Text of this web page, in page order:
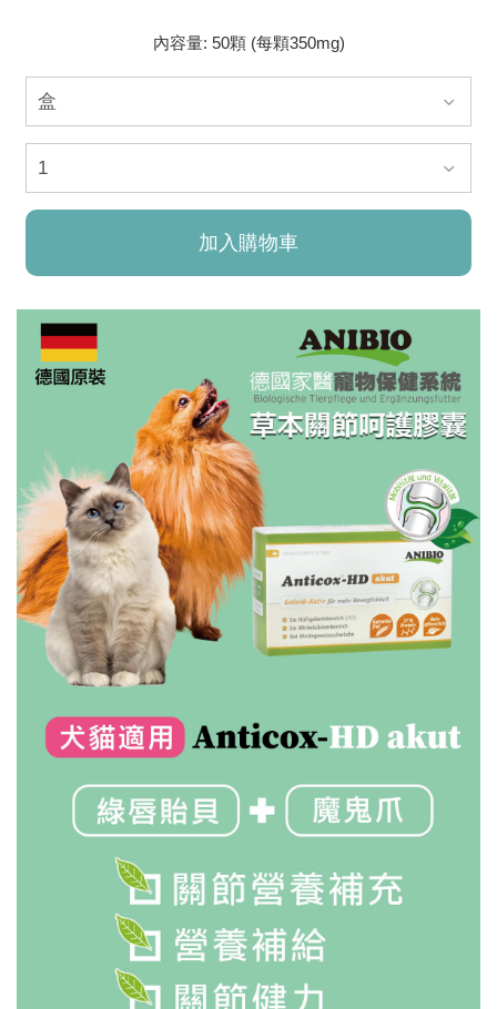
內容量: 50顆 (每顆350mg)
加入購物車
已加入購物車！!